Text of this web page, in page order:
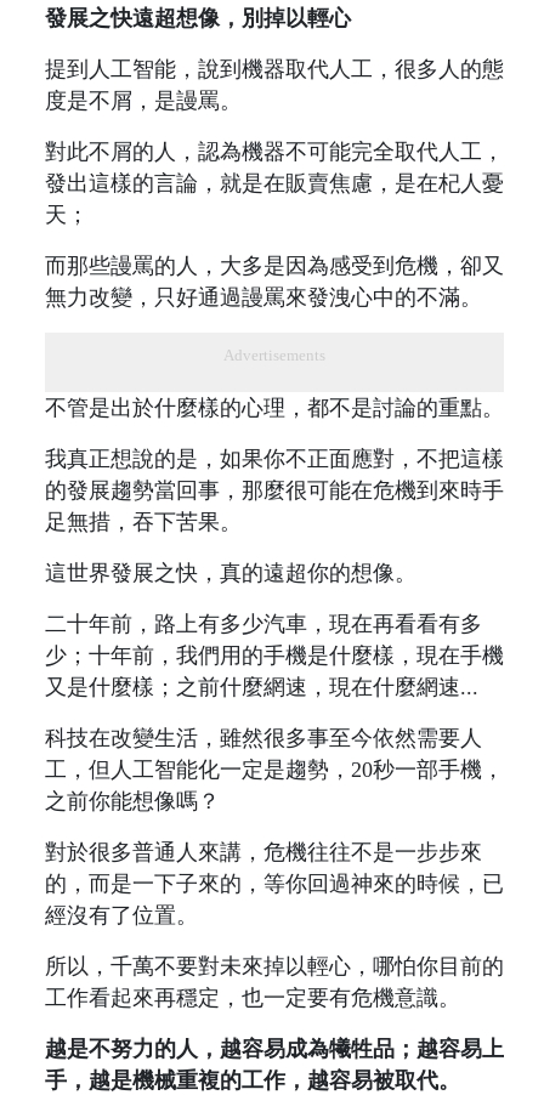
發展之快遠超想像，別掉以輕心
提到人工智能，說到機器取代人工，很多人的態
度是不屑，是謾罵。
對此不屑的人，認為機器不可能完全取代人工，
發出這樣的言論，就是在販賣焦慮，是在杞人憂
天；
而那些謾罵的人，大多是因為感受到危機，卻又
無力改變，只好通過謾罵來發洩心中的不滿。
Advertisements
不管是出於什麼樣的心理，都不是討論的重點。
我真正想說的是，如果你不正面應對，不把這樣
的發展趨勢當回事，那麼很可能在危機到來時手
足無措，吞下苦果。
這世界發展之快，真的遠超你的想像。
二十年前，路上有多少汽車，現在再看看有多
少；十年前，我們用的手機是什麼樣，現在手機
又是什麼樣；之前什麼網速，現在什麼網速...
科技在改變生活，雖然很多事至今依然需要人
工，但人工智能化一定是趨勢，20秒一部手機，
之前你能想像嗎？
對於很多普通人來講，危機往往不是一步步來
的，而是一下子來的，等你回過神來的時候，已
經沒有了位置。
所以，千萬不要對未來掉以輕心，哪怕你目前的
工作看起來再穩定，也一定要有危機意識。
越是不努力的人，越容易成為犧牲品；越容易上
手，越是機械重複的工作，越容易被取代。